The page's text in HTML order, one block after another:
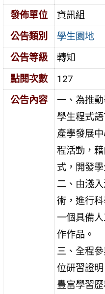
發佈單位
資訊組
公告類別
學生園地
公告等級
轉知
點閱次數
127
公告內容
一、為推
學生程式
產學發展
程活動，
式，開發
二、由淺
術，進行
一個具備
作作品。
三、全程
位研習證
豐富學習歷